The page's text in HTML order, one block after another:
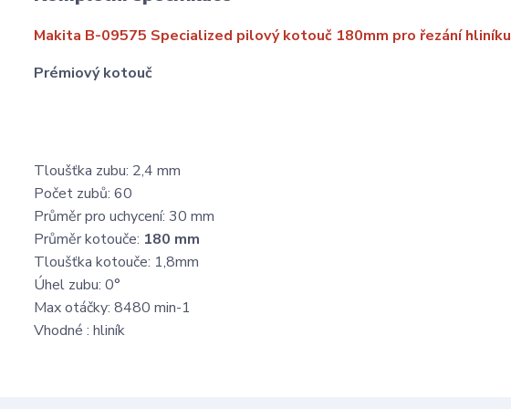
Makita B-09575 Specialized pilový kotouč 180mm pro řezání hliníku
Prémiový kotouč
Tloušťka zubu: 2,4 mm
Počet zubů: 60
Průměr pro uchycení: 30 mm
Průměr kotouče: 180 mm
Tloušťka kotouče: 1,8mm
Úhel zubu: 0°
Max otáčky: 8480 min-1
Vhodné : hliník